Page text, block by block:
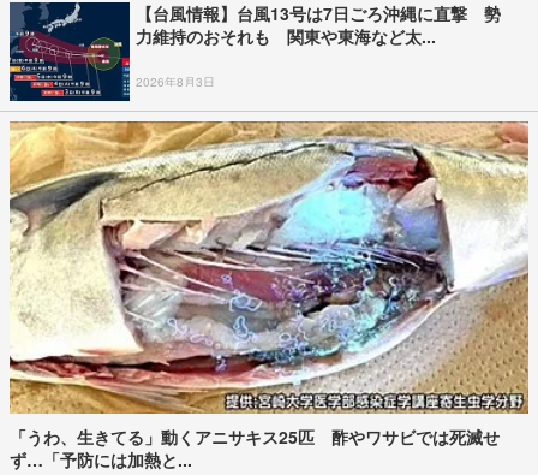
【台風情報】台風13号は7日ごろ沖縄に直撃 勢
力維持のおそれも 関東や東海など太...
2026年8月3日
「うわ、生きてる」動くアニサキス25匹 酢やワサビでは死滅せ
ず…「予防には加熱と...